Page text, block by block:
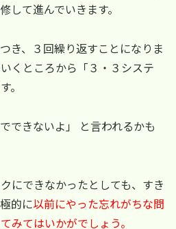
して進んでいきます。
き、３回繰り返すことになりま
くところから「３・３システ
。
できないよ」 と言われるかも
にできなかったとしても、すき
的に以前にやった忘れがちな問
みてはいかがでしょう。